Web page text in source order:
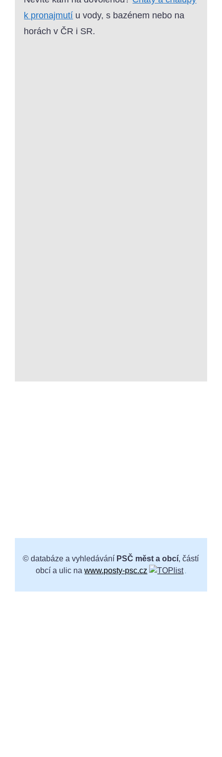
k pronajmutí u vody, s bazénem nebo na
horách v ČR i SR.
© databáze a vyhledávání PSČ měst a obcí, částí
obcí a ulic nawww.posty-psc.cz